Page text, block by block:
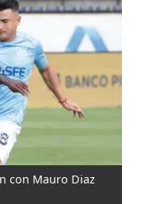
con Mauro Diaz